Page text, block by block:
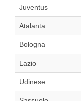
Juventus
Atalanta
Bologna
Lazio
Udinese